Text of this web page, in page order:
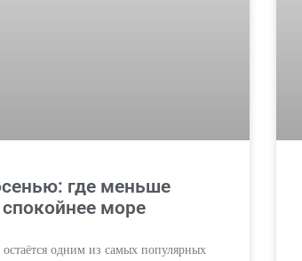
где меньше
море
одним из самых популярных